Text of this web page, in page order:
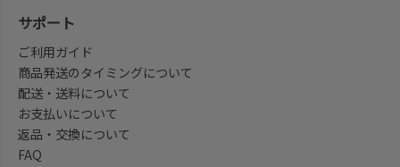
サポート
ご利用ガイド
商品発送のタイミングについて
配送・送料について
お支払いについて
返品・交換について
FAQ